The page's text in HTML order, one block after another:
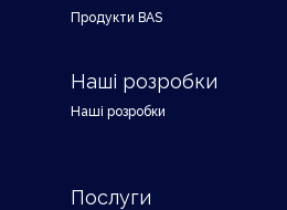
Продукти BAS
Наші розробки
Наші розробки
Послуги